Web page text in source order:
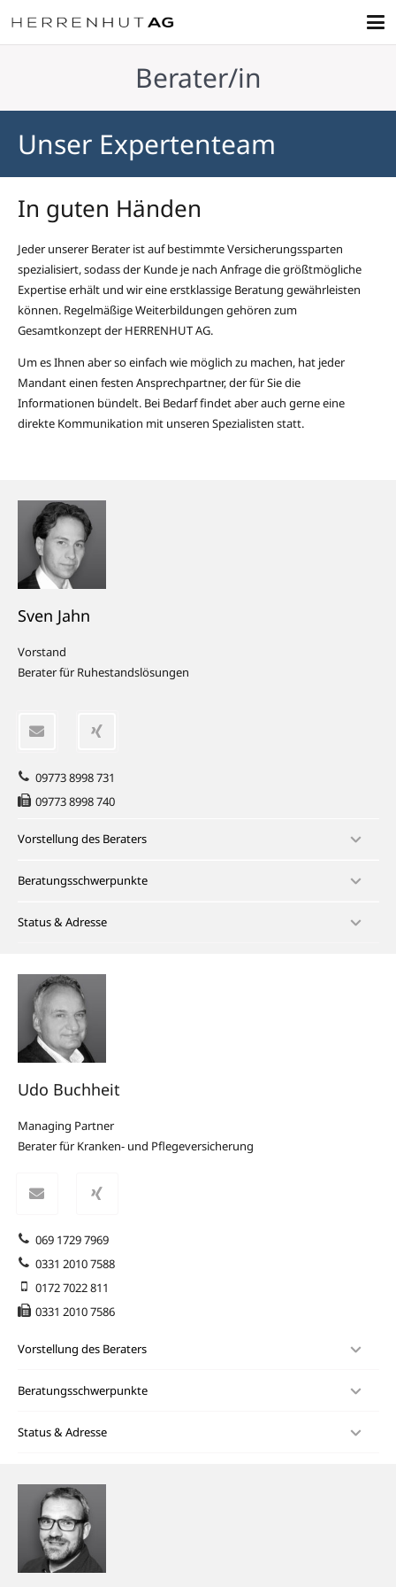
Berater/in
Unser Expertenteam
In guten Händen
Jeder unserer Berater ist auf bestimmte Versicherungssparten
spezialisiert, sodass der Kunde je nach Anfrage die größtmögliche
Expertise erhält und wir eine erstklassige Beratung gewährleisten
können. Regelmäßige Weiterbildungen gehören zum
Gesamtkonzept der HERRENHUT AG.
Um es Ihnen aber so einfach wie möglich zu machen, hat jeder
Mandant einen festen Ansprechpartner, der für Sie die
Informationen bündelt. Bei Bedarf findet aber auch gerne eine
direkte Kommunikation mit unseren Spezialisten statt.
Sven Jahn
Vorstand
Berater für Ruhestandslösungen
09773 8998 731
09773 8998 740
Vorstellung des Beraters
Beratungsschwerpunkte
Status & Adresse
Udo Buchheit
Managing Partner
Berater für Kranken- und Pflegeversicherung
069 1729 7969
0331 2010 7588
0172 7022 811
0331 2010 7586
Vorstellung des Beraters
Beratungsschwerpunkte
Status & Adresse